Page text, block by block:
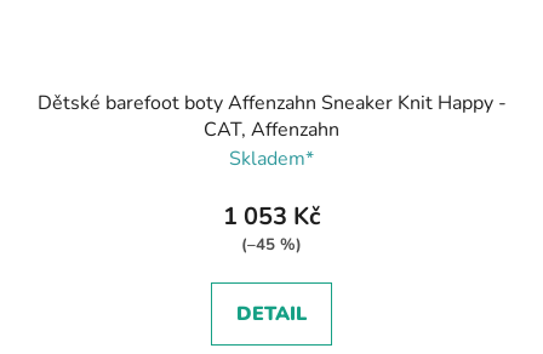
Dětské barefoot boty Affenzahn Sneaker Knit Happy -
CAT, Affenzahn
Skladem*
1 053 Kč
(–45 %)
DETAIL